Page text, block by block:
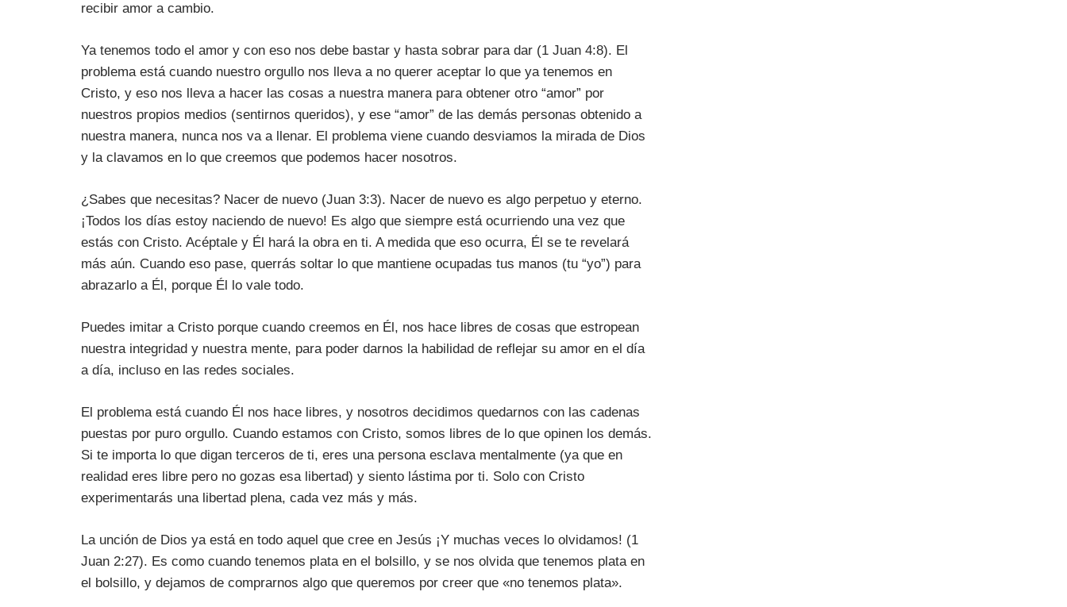
recibir amor a cambio.
Ya tenemos todo el amor y con eso nos debe bastar y hasta sobrar para dar (1 Juan 4:8). El
problema está cuando nuestro orgullo nos lleva a no querer aceptar lo que ya tenemos en
Cristo, y eso nos lleva a hacer las cosas a nuestra manera para obtener otro “amor” por
nuestros propios medios (sentirnos queridos), y ese “amor” de las demás personas obtenido a
nuestra manera, nunca nos va a llenar. El problema viene cuando desviamos la mirada de Dios
y la clavamos en lo que creemos que podemos hacer nosotros.
¿Sabes que necesitas? Nacer de nuevo (Juan 3:3). Nacer de nuevo es algo perpetuo y eterno.
¡Todos los días estoy naciendo de nuevo! Es algo que siempre está ocurriendo una vez que
estás con Cristo. Acéptale y Él hará la obra en ti. A medida que eso ocurra, Él se te revelará
más aún. Cuando eso pase, querrás soltar lo que mantiene ocupadas tus manos (tu “yo”) para
abrazarlo a Él, porque Él lo vale todo.
Puedes imitar a Cristo porque cuando creemos en Él, nos hace libres de cosas que estropean
nuestra integridad y nuestra mente, para poder darnos la habilidad de reflejar su amor en el día
a día, incluso en las redes sociales.
El problema está cuando Él nos hace libres, y nosotros decidimos quedarnos con las cadenas
puestas por puro orgullo. Cuando estamos con Cristo, somos libres de lo que opinen los demás.
Si te importa lo que digan terceros de ti, eres una persona esclava mentalmente (ya que en
realidad eres libre pero no gozas esa libertad) y siento lástima por ti. Solo con Cristo
experimentarás una libertad plena, cada vez más y más.
La unción de Dios ya está en todo aquel que cree en Jesús ¡Y muchas veces lo olvidamos! (1
Juan 2:27). Es como cuando tenemos plata en el bolsillo, y se nos olvida que tenemos plata en
el bolsillo, y dejamos de comprarnos algo que queremos por creer que «no tenemos plata».